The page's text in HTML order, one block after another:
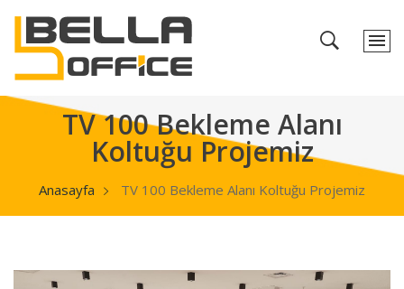
TV 100 Bekleme Alanı
Koltuğu Projemiz
Anasayfa TV 100 Bekleme Alanı Koltuğu Projemiz